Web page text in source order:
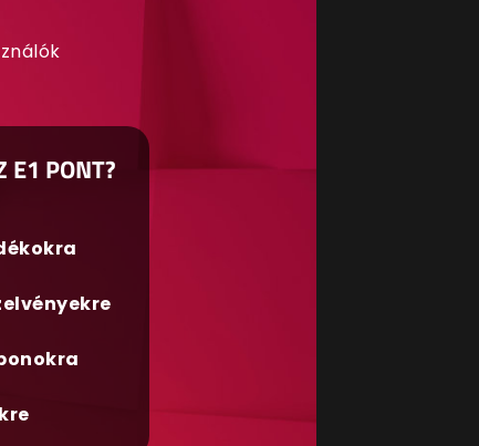
E1 PONT?